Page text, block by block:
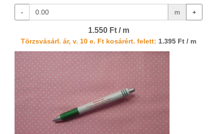
- m +
1.550 Ft / m
Törzsvásárl. ár, v. 10 e. Ft kosárért. felett: 1.395 Ft / m